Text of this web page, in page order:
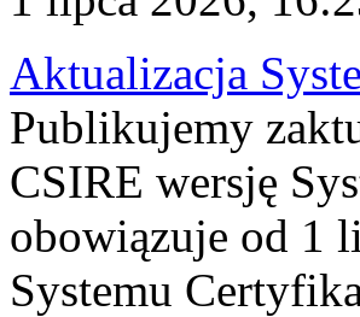
Aktualizacja
Publikujemy
CSIRE wersję
obowiązuje od 1
Systemu